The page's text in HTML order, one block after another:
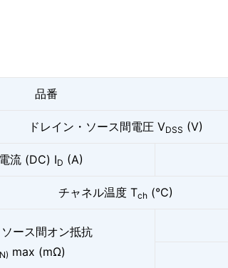
品番
ドレイン・ソース間電圧 VDSS (V)
流 (DC) ID (A)
チャネル温度 Tch(°C)
ース間オン抵抗
max (mΩ)